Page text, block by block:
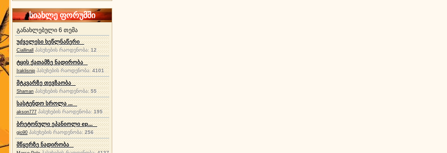
სიახლე ფორუმში
განახლებული 6 თემა
უძველესი ხეწლნაწერი
Ciallinall პასუხების რაოდენობა:12
ტყის ქათამზე ნადირობა
Iraklisnip პასუხების რაოდენობა: 4101
მტკვარზე თევზაობა
Shaman პასუხების რაოდენობა:55
სასტენდო სროლა ...
akson777 პასუხების რაოდენობა:195
ბრეტონული ეპანიოლი ep...
gio90 პასუხების რაოდენობა:256
მწყერზე ნადირობა